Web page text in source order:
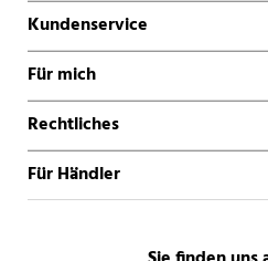
Kundenservice
Für mich
Rechtliches
Für Händler